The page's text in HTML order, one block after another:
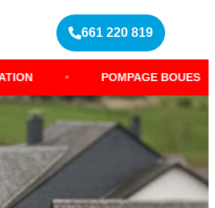
661 220 819
POMPAGE BOUES ASSAINISSEMENT